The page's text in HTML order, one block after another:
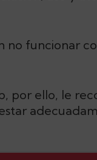
no funcionar
por ello, le